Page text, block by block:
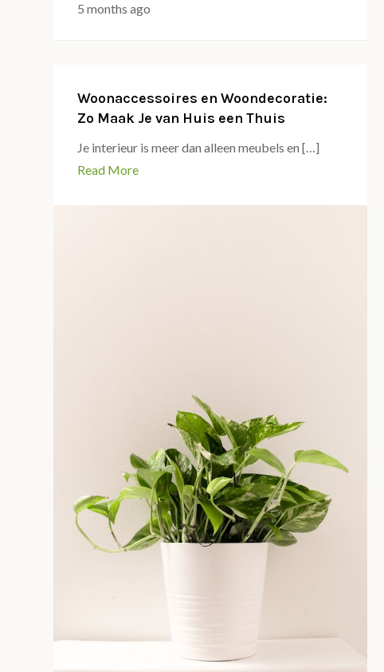
5 months ago
Woonaccessoires en Woondecoratie:
Zo Maak Je van Huis een Thuis
Je interieur is meer dan alleen meubels en […]
Read More